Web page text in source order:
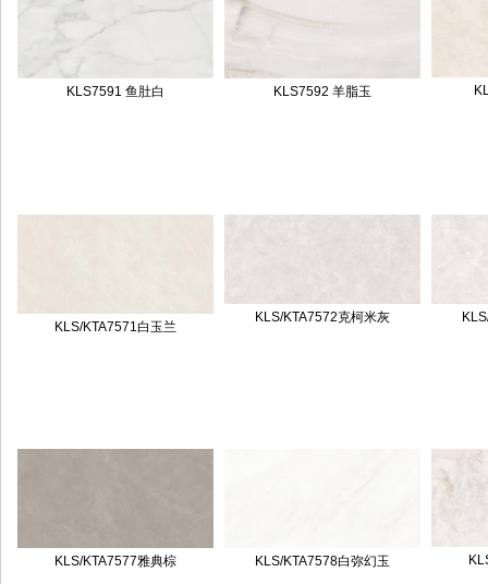
KLS7591 鱼肚白 KLS7592 羊脂玉
KLS/KTA7571白玉兰
KLS/KTA7572克柯米灰
KLS/KTA7577雅典棕 KLS/KTA7578白弥幻玉